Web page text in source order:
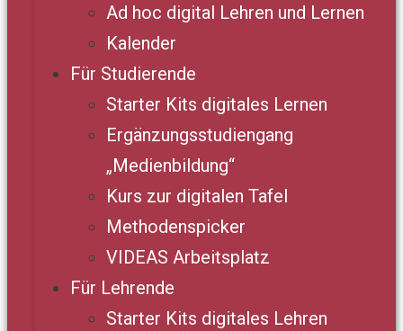
Ad hoc digital Lehren und Lernen
Kalender
Für Studierende
Starter Kits digitales Lernen
Ergänzungsstudiengang
„Medienbildung“
Kurs zur digitalen Tafel
Methodenspicker
VIDEAS Arbeitsplatz
Für Lehrende
Starter Kits digitales Lehren